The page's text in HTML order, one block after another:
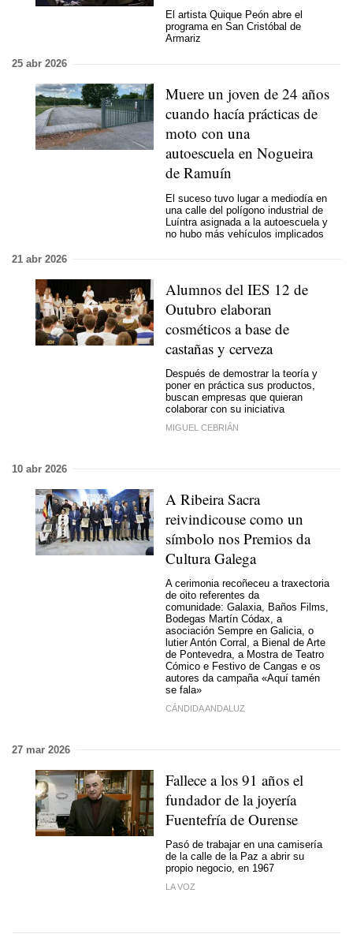
El artista Quique Peón abre el
programa en San Cristóbal de
Armariz
25 abr 2026
Muere un joven de 24 años
cuando hacía prácticas de
moto con una
autoescuela en Nogueira
de Ramuín
El suceso tuvo lugar a mediodía en
una calle del polígono industrial de
Luíntra asignada a la autoescuela y
no hubo más vehículos implicados
21 abr 2026
Alumnos del IES 12 de
Outubro elaboran
cosméticos a base de
castañas y cerveza
Después de demostrar la teoría y
poner en práctica sus productos,
buscan empresas que quieran
colaborar con su iniciativa
MIGUEL CEBRIÁN
10 abr 2026
A Ribeira Sacra
reivindicouse como un
símbolo nos Premios da
Cultura Galega
A cerimonia recoñeceu a traxectoria
de oito referentes da
comunidade: Galaxia, Baños Films,
Bodegas Martín Códax, a
asociación Sempre en Galicia, o
lutier Antón Corral, a Bienal de Arte
de Pontevedra, a Mostra de Teatro
Cómico e Festivo de Cangas e os
autores da campaña «Aquí tamén
se fala»
CÁNDIDA ANDALUZ
27 mar 2026
Fallece a los 91 años el
fundador de la joyería
Fuentefría de Ourense
Pasó de trabajar en una camisería
de la calle de la Paz a abrir su
propio negocio, en 1967
LA VOZ